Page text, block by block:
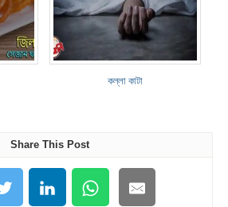
কল্লা কাটা
Share This Post